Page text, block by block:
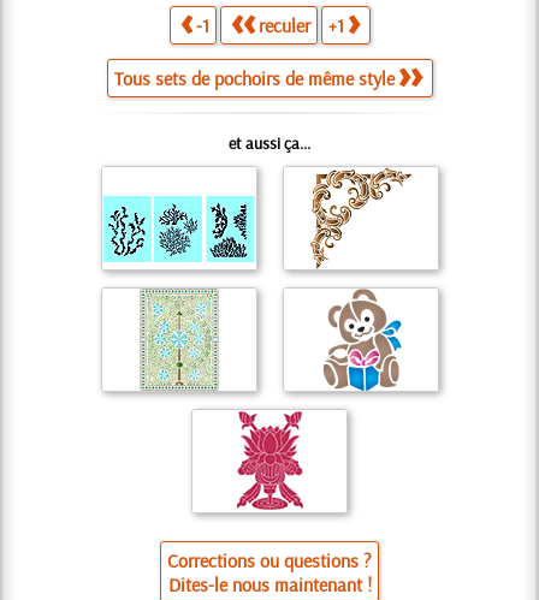
-1 reculer +1
Tous sets de pochoirs de même style
et aussi ça...
Corrections ou questions ?
Dites-le nous maintenant !